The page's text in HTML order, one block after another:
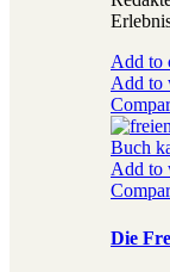
Add to
Add to
Buch
Add to
Die